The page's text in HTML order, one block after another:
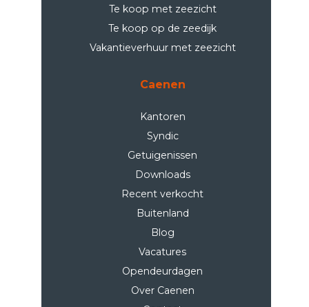
Te koop met zeezicht
Te koop op de zeedijk
Vakantieverhuur met zeezicht
Caenen
Kantoren
Syndic
Getuigenissen
Downloads
Recent verkocht
Buitenland
Blog
Vacatures
Opendeurdagen
Over Caenen